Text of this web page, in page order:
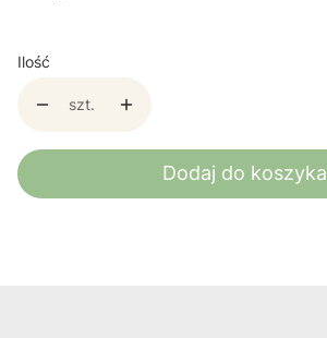
Ilość
szt.
Dodaj do koszyka